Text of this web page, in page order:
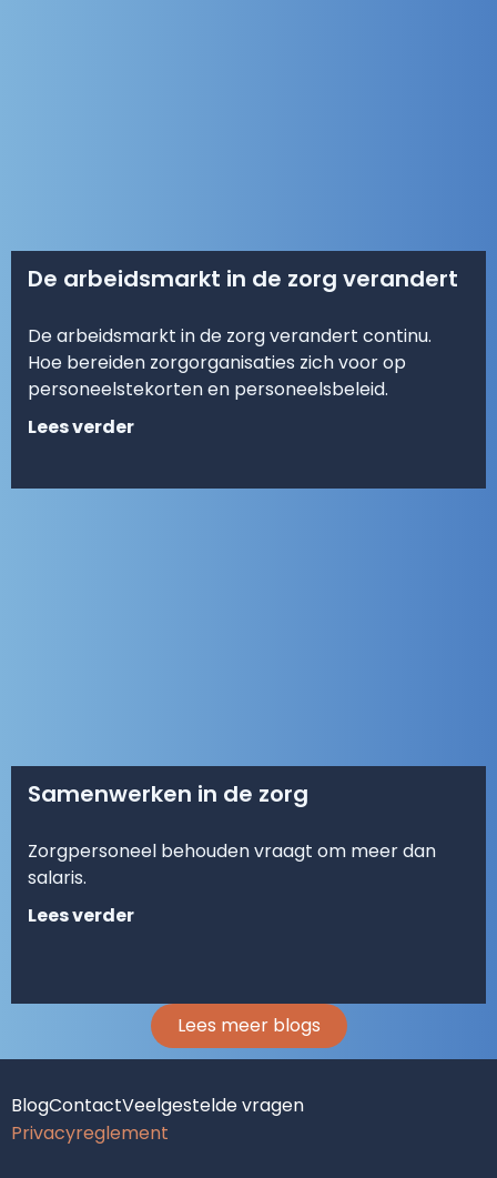
De arbeidsmarkt in de zorg verandert
De arbeidsmarkt in de zorg verandert continu.
Hoe bereiden zorgorganisaties zich voor op
personeelstekorten en personeelsbeleid.
Lees verder
Samenwerken in de zorg
Zorgpersoneel behouden vraagt om meer dan
salaris.
Lees verder
Lees meer blogs
BlogContactVeelgestelde vragen
Privacyreglement